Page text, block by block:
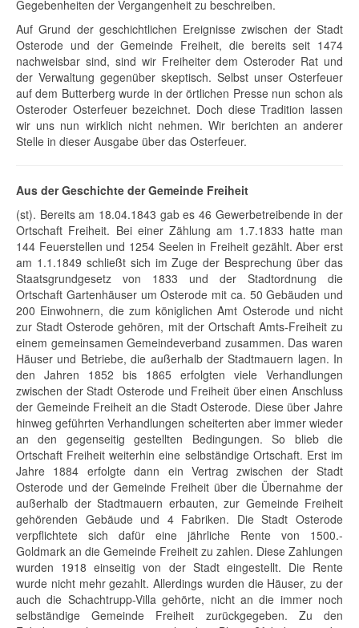
Gegebenheiten der Vergangenheit zu beschreiben.
Auf Grund der geschichtlichen Ereignisse zwischen der Stadt
Osterode und der Gemeinde Freiheit, die bereits seit 1474
nachweisbar sind, sind wir Freiheiter dem Osteroder Rat und
der Verwaltung gegenüber skeptisch. Selbst unser Osterfeuer
auf dem Butterberg wurde in der örtlichen Presse nun schon als
Osteroder Osterfeuer bezeichnet. Doch diese Tradition lassen
wir uns nun wirklich nicht nehmen. Wir berichten an anderer
Stelle in dieser Ausgabe über das Osterfeuer.
Aus der Geschichte der Gemeinde Freiheit
(st). Bereits am 18.04.1843 gab es 46 Gewerbetreibende in der
Ortschaft Freiheit. Bei einer Zählung am 1.7.1833 hatte man
144 Feuerstellen und 1254 Seelen in Freiheit gezählt. Aber erst
am 1.1.1849 schließt sich im Zuge der Besprechung über das
Staatsgrundgesetz von 1833 und der Stadtordnung die
Ortschaft Gartenhäuser um Osterode mit ca. 50 Gebäuden und
200 Einwohnern, die zum königlichen Amt Osterode und nicht
zur Stadt Osterode gehören, mit der Ortschaft Amts-Freiheit zu
einem gemeinsamen Gemeindeverband zusammen. Das waren
Häuser und Betriebe, die außerhalb der Stadtmauern lagen. In
den Jahren 1852 bis 1865 erfolgten viele Verhandlungen
zwischen der Stadt Osterode und Freiheit über einen Anschluss
der Gemeinde Freiheit an die Stadt Osterode. Diese über Jahre
hinweg geführten Verhandlungen scheiterten aber immer wieder
an den gegenseitig gestellten Bedingungen. So blieb die
Ortschaft Freiheit weiterhin eine selbständige Ortschaft. Erst im
Jahre 1884 erfolgte dann ein Vertrag zwischen der Stadt
Osterode und der Gemeinde Freiheit über die Übernahme der
außerhalb der Stadtmauern erbauten, zur Gemeinde Freiheit
gehörenden Gebäude und 4 Fabriken. Die Stadt Osterode
verpflichtete sich dafür eine jährliche Rente von 1500.-
Goldmark an die Gemeinde Freiheit zu zahlen. Diese Zahlungen
wurden 1918 einseitig von der Stadt eingestellt. Die Rente
wurde nicht mehr gezahlt. Allerdings wurden die Häuser, zu der
auch die Schachtrupp-Villa gehörte, nicht an die immer noch
selbständige Gemeinde Freiheit zurückgegeben. Zu den